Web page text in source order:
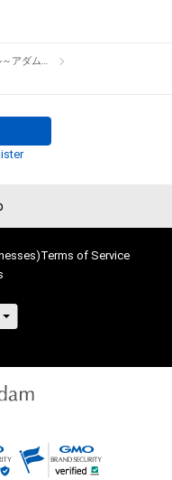
せていただきます。
byGMOの認定代理店
をしており、
関わる手続き・権利には
「全力アピール～アダムシアター～」NFTストア
Terms of Service